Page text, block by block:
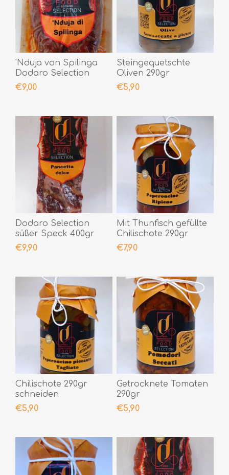
'Nduja von Spilinga
Dodaro Selection
400gr
€9,00
Steingequetschte
Oliven 290gr
€5,90
Dodaro Selection
süßer Speck 400gr
€9,90
Mit Thunfisch gefüllte
Chilischote 290gr
€7,90
Chilischote 290gr
schneiden
€5,90
Getrocknete Tomaten
290gr
€5,90